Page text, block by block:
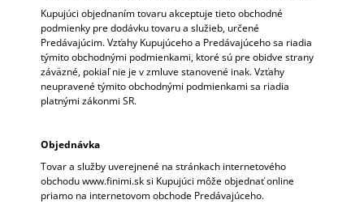
Kupujúci objednaním tovaru akceptuje tieto obchodné
podmienky pre dodávku tovaru a služieb, určené
Predávajúcim. Vzťahy Kupujúceho a Predávajúceho sa riadia
týmito obchodnými podmienkami, ktoré sú pre obidve strany
záväzné, pokiaľ nie je v zmluve stanovené inak. Vzťahy
neupravené týmito obchodnými podmienkami sa riadia
platnými zákonmi SR.
Objednávka
Tovar a služby uverejnené na stránkach internetového
obchodu www.finimi.sk si Kupujúci môže objednať online
priamo na internetovom obchode Predávajúceho.